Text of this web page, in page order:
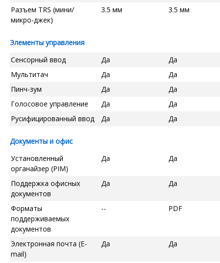
Разъем TRS (мини/
микро-джек)
3.5 мм 3.5 мм
Элементы управления
Сенсорный ввод
Да
Да
Мультитач
Да
Да
Пинч-зум
Да
Да
Голосовое управление
Да
Да
Русифицированный ввод
Да Да
Документы и офис
Установленный
органайзер (PIM)
Да Да
Поддержка офисных
документов
Да Да
Форматы
поддерживаемых
документов
-- PDF
Электронная почта (E-
mail)
Да Да